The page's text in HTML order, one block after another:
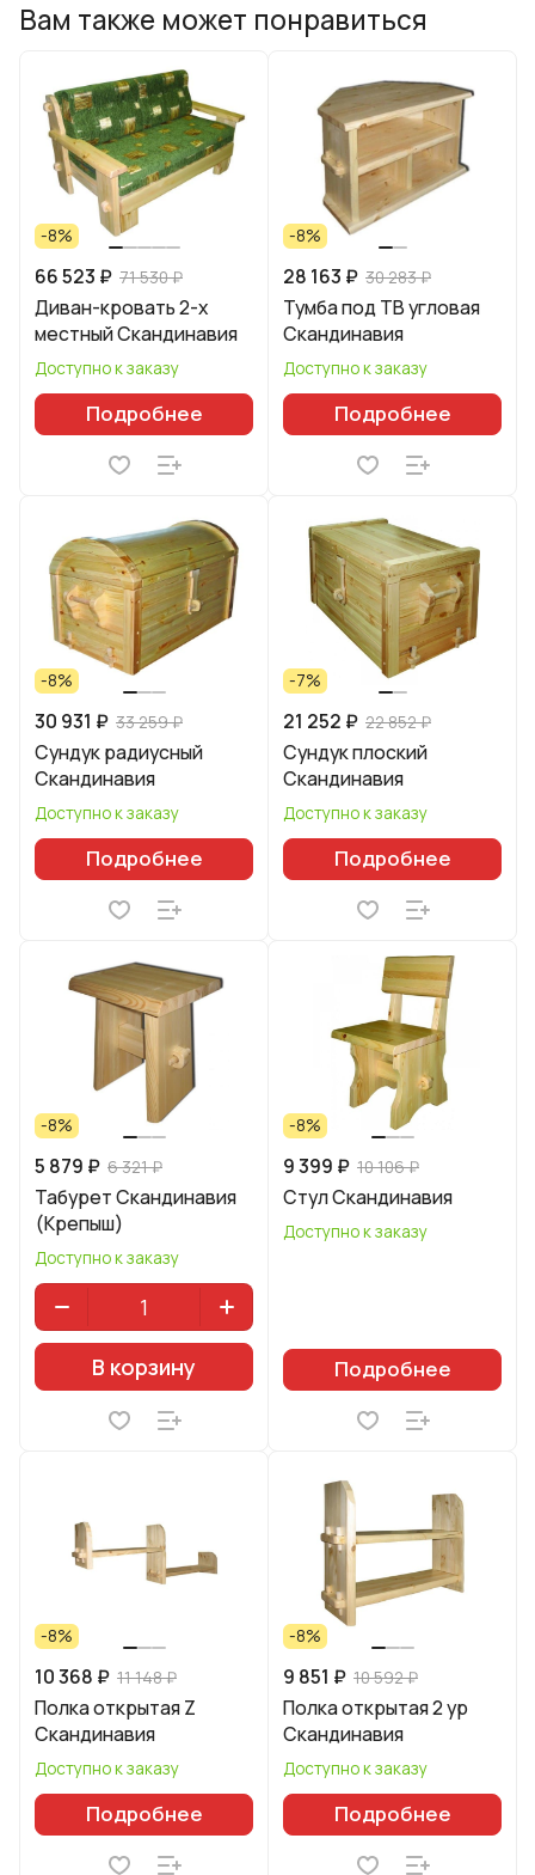
Вам также может понравиться
-8%
66 523 ₽ 71 530 ₽
Диван-кровать 2-х
местный Скандинавия
Доступно к заказу
Подробнее
-8%
28 163 ₽ 30 283 ₽
Тумба под ТВ угловая
Скандинавия
Доступно к заказу
Подробнее
-8%
30 931 ₽ 33 259 ₽
Сундук радиусный
Скандинавия
Доступно к заказу
Подробнее
-7%
21 252 ₽ 22 852 ₽
Сундук плоский
Скандинавия
Доступно к заказу
Подробнее
-8%
5 879 ₽ 6 321 ₽
Табурет Скандинавия
(Крепыш)
Доступно к заказу
В корзину
-8%
9 399 ₽ 10 106 ₽
Стул Скандинавия
Доступно к заказу
Подробнее
-8%
10 368 ₽ 11 148 ₽
Полка открытая Z
Скандинавия
Доступно к заказу
Подробнее
-8%
9 851 ₽ 10 592 ₽
Полка открытая 2 ур
Скандинавия
Доступно к заказу
Подробнее